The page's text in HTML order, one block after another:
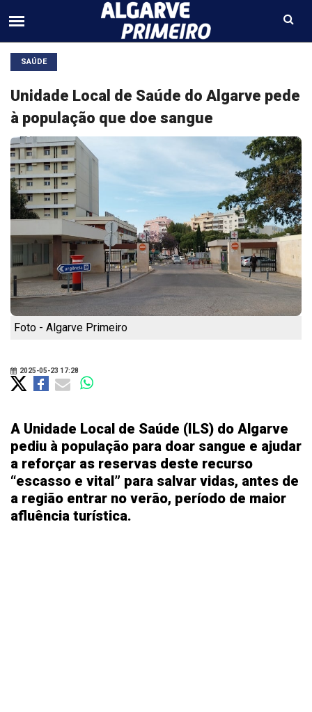
SAÚDE
Unidade Local de Saúde do Algarve pede
à população que doe sangue
Foto - Algarve Primeiro
2025-05-23 17:28
A Unidade Local de Saúde (ILS) do Algarve
pediu à população para doar sangue e ajudar
a reforçar as reservas deste recurso
“escasso e vital” para salvar vidas, antes de
a região entrar no verão, período de maior
afluência turística.